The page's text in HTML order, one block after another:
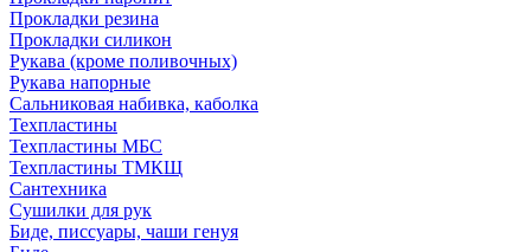
Прокладки резина
Прокладки силикон
Рукава (кроме поливочных)
Рукава напорные
Сальниковая набивка, каболка
Техпластины
Техпластины МБС
Техпластины ТМКЩ
Сантехника
Сушилки для рук
Биде, писсуары, чаши генуя